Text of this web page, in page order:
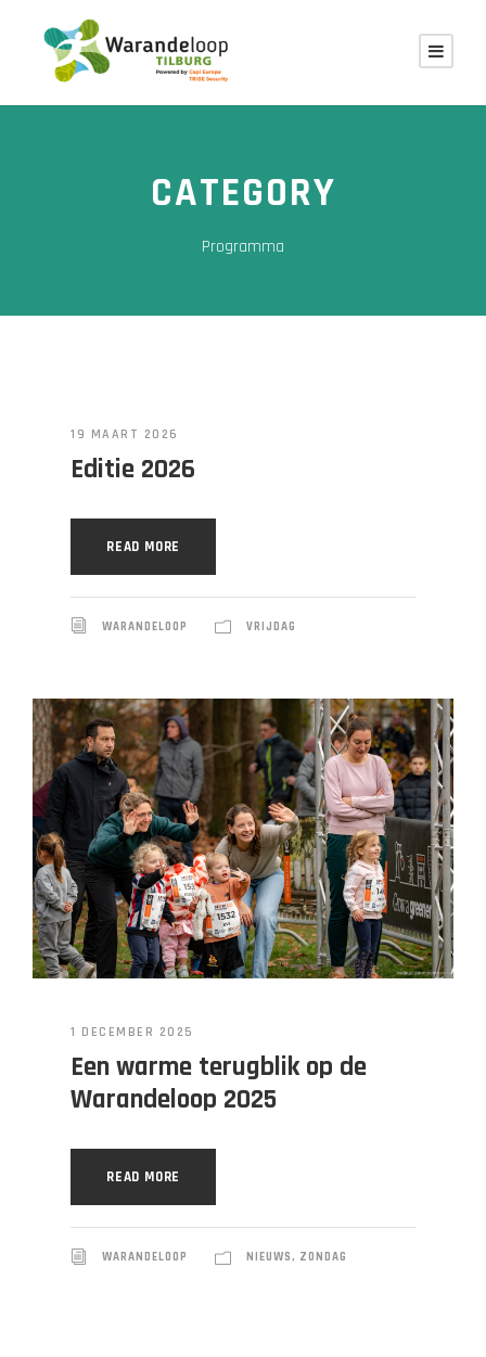
CATEGORY
Programma
19 MAART 2026
Editie 2026
READ MORE
WARANDELOOP VRIJDAG
1 DECEMBER 2025
Een warme terugblik op de
Warandeloop 2025
READ MORE
WARANDELOOP NIEUWS, ZONDAG